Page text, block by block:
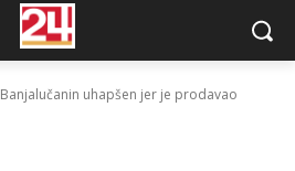
Banjalučanin uhapšen jer je prodavao